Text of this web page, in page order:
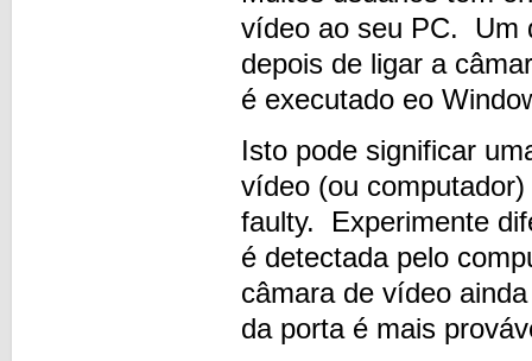
vídeo ao seu PC. Um
depois de ligar a
é executado eo
Isto pode significar
vídeo (ou
faulty. Experimente
é detectada pelo
câmara de vídeo
da porta é mais